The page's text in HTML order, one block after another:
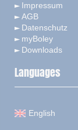
Impressum
AGB
Datenschutz
myBoley
Downloads
Languages
English